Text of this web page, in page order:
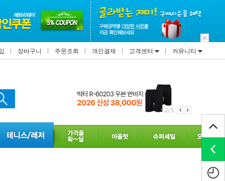
장바구니 주문조회 개인결제 고객센터 커뮤니티
2/3